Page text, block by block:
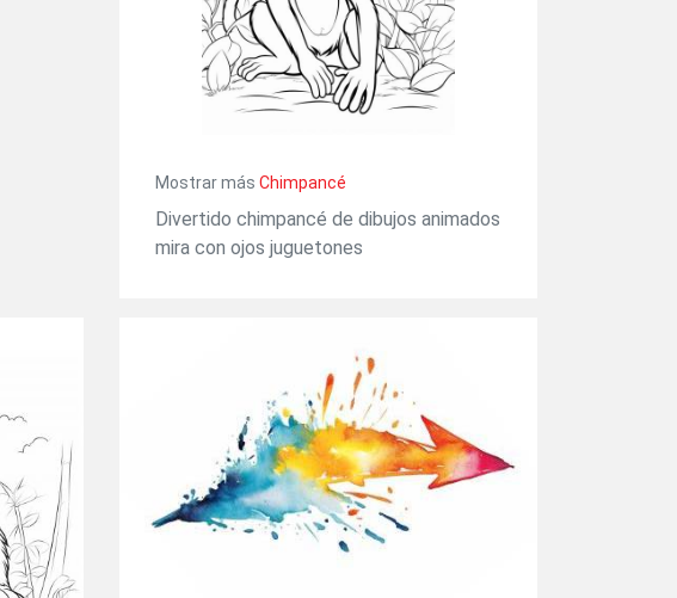
Mostrar más Chimpancé
Divertido chimpancé de dibujos animados
mira con ojos juguetones